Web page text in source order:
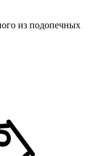
из подопечных